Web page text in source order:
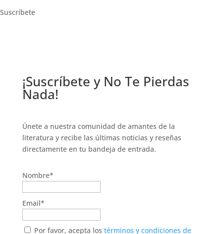
Suscríbete
¡Suscríbete y No Te Pierdas
Nada!
Únete a nuestra comunidad de amantes de la
literatura y recibe las últimas noticias y reseñas
directamente en tu bandeja de entrada.
Nombre*
Email*
Por favor, acepta los términos y condiciones de